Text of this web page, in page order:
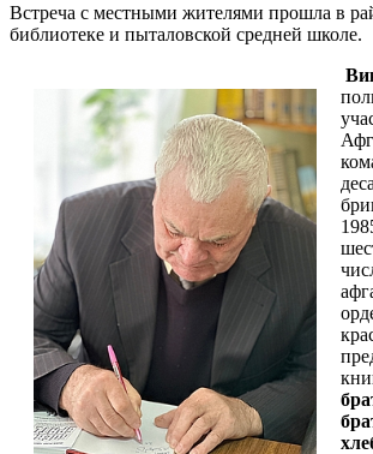
Встреча с местными жителями прошла в
библиотеке и пыталовской средней школе.